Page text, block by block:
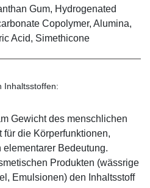
Gum, Hydrogenated
Copolymer, Alumina,
Acid, Simethicone
Inhaltsstoffen:
Gewicht des menschlichen
für die Körperfunktionen,
Bedeutung.
Produkten (wässrige
Emulsionen) den Inhaltsstoff